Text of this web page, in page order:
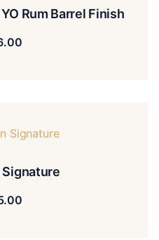
Rum Barrel Finish
Signature